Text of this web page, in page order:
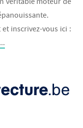
inscrivez-vous ici :